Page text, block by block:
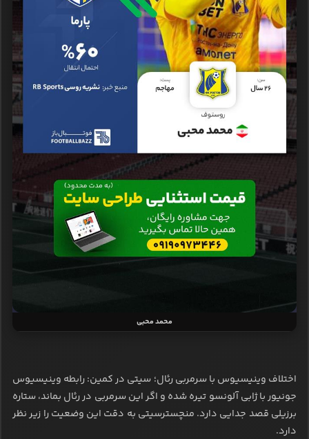
محمد محبی
اختلاف وینیسیوس با سرمربی رئال؛ سیتی در کمین: رابطه وینیسیوس
جونیور با ژابی آلونسو تیره شده و اگر این سرمربی در رئال بماند، ستاره
برزیلی قصد جدایی دارد. منچسترسیتی به دقت این وضعیت را زیر نظر
دارد.